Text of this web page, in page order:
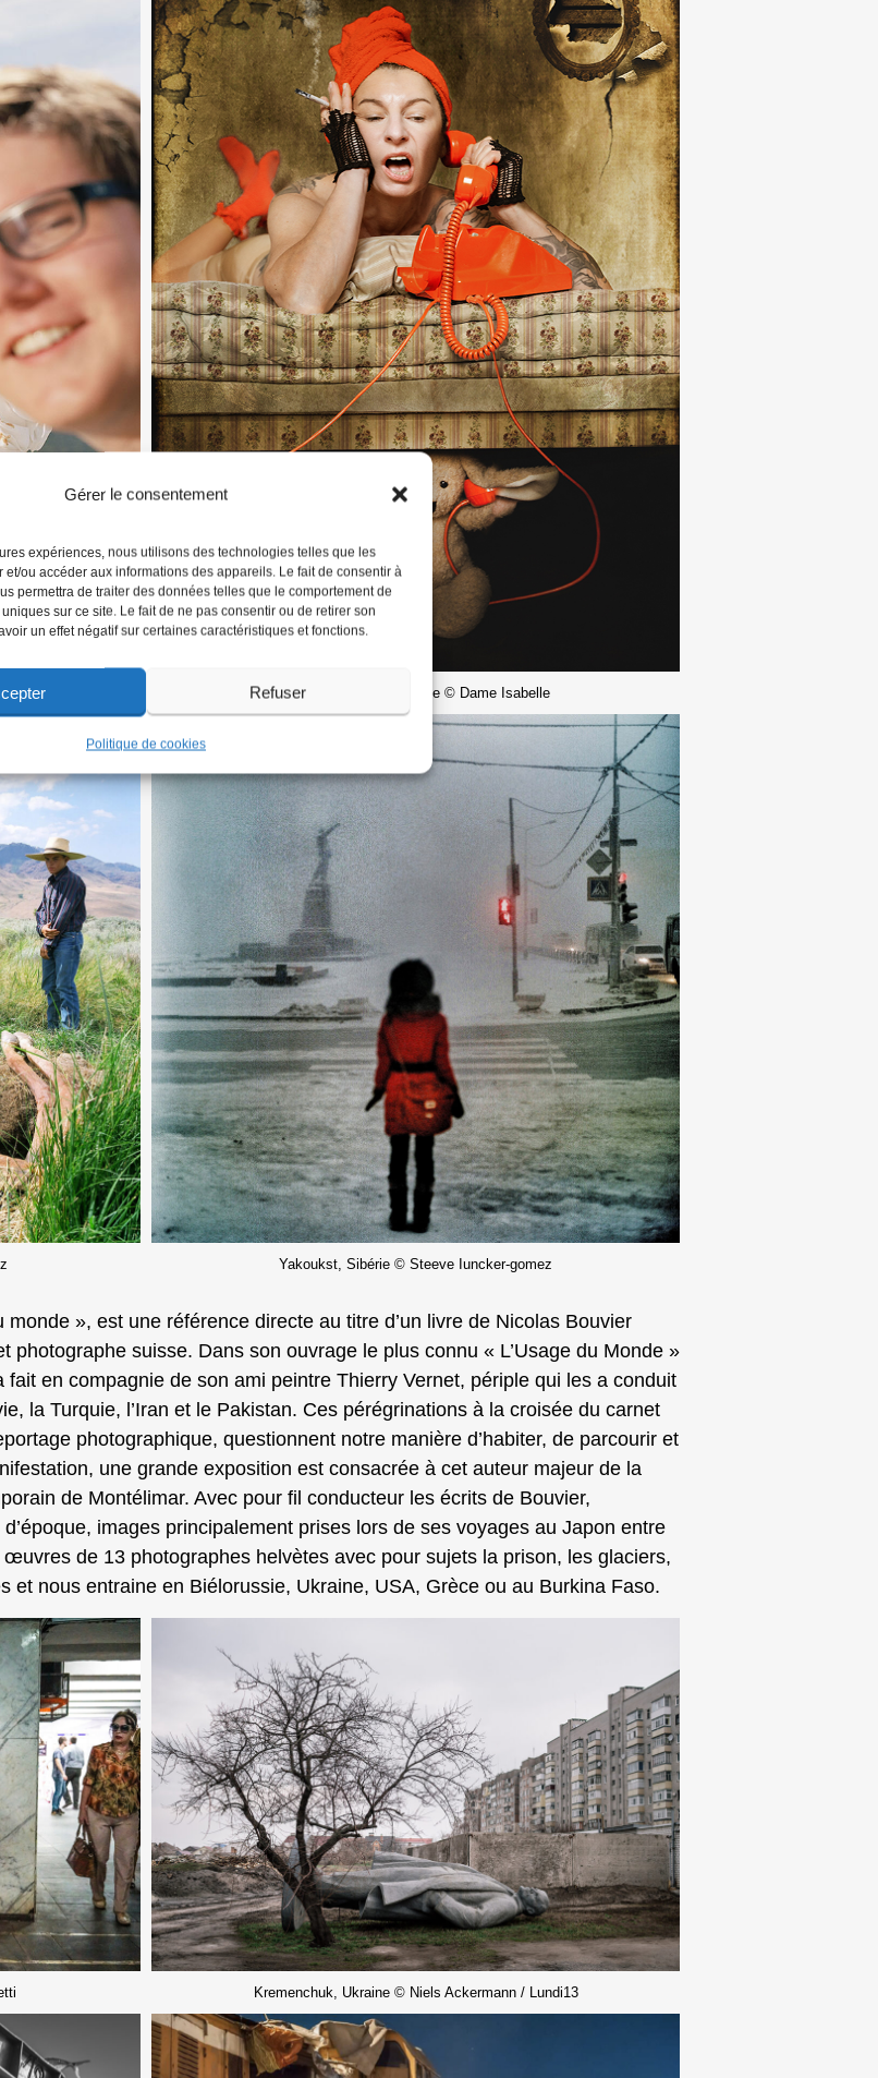
Gérer le consentement
expériences, nous utilisons des technologies telles que les
et/ou accéder aux informations des appareils. Le fait de consentir à
permettra de traiter des données telles que le comportement de
sur ce site. Le fait de ne pas consentir ou de retirer son
un effet négatif sur certaines caractéristiques et fonctions.
Refuser
Politique de cookies
L’ingénue – Photographie © Dame Isabelle
Yakoukst, Sibérie © Steeve Iuncker-gomez
», est une référence directe au titre d’un livre de Nicolas Bouvier
photographe suisse. Dans son ouvrage le plus connu « L’Usage du Monde »
fait en compagnie de son ami peintre Thierry Vernet, périple qui les a conduit
la Turquie, l’Iran et le Pakistan. Ces pérégrinations à la croisée du carnet
photographique, questionnent notre manière d’habiter, de parcourir et
une grande exposition est consacrée à cet auteur majeur de la
de Montélimar. Avec pour fil conducteur les écrits de Bouvier,
images principalement prises lors de ses voyages au Japon entre
de 13 photographes helvètes avec pour sujets la prison, les glaciers,
et nous entraine en Biélorussie, Ukraine, USA, Grèce ou au Burkina Faso.
Kremenchuk, Ukraine © Niels Ackermann / Lundi13